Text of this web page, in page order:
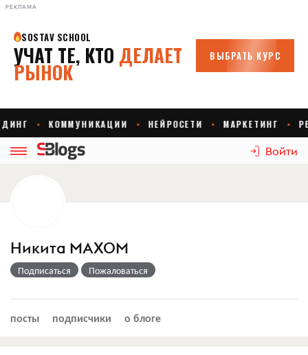
РЕКЛАМА
Войти
Никита МАХОМ
Подписаться Пожаловаться
посты подписчики о блоге